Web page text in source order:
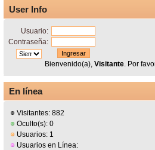
User Info
Usuario:
Contraseña:
Bienvenido(a), Visitante. Por
En línea
Visitantes: 882
Oculto(s): 0
Usuarios: 1
Usuarios en Línea: